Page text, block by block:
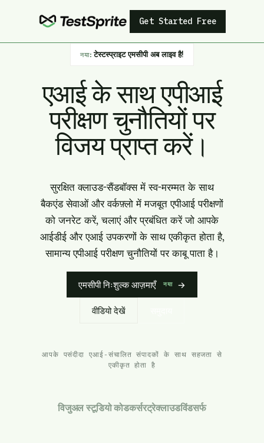
Get Started Free
नया:टेस्टस्प्राइट एमसीपी अब लाइव है!
एआई के साथ एपीआई
परीक्षण चुनौतियों पर
विजय प्राप्त करें।
सुरक्षित क्लाउड-सैंडबॉक्स में स्व-मरम्मत के साथ
बैकएंड सेवाओं और वर्कफ़्लो में मजबूत एपीआई परीक्षणों
को जनरेट करें, चलाएं और प्रबंधित करें जो आपके
आईडीई और एआई उपकरणों के साथ एकीकृत होता है,
सामान्य एपीआई परीक्षण चुनौतियों पर काबू पाता है।
एमसीपी निःशुल्क आज़माएँ नया →
वीडियो देखें
आपके पसंदीदा एआई-संचालित संपादकों के साथ सहजता से
एकीकृत होता है
विजुअल स्टूडियो कोडकर्सरट्रेक्लाउडविंडसर्फ